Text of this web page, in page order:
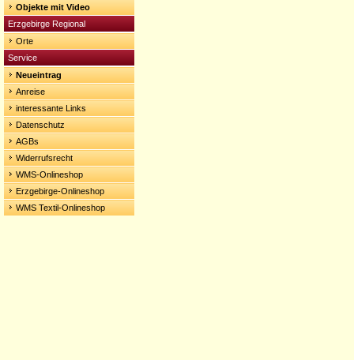
Objekte mit Video
Erzgebirge Regional
Orte
Service
Neueintrag
Anreise
interessante Links
Datenschutz
AGBs
Widerrufsrecht
WMS-Onlineshop
Erzgebirge-Onlineshop
WMS Textil-Onlineshop